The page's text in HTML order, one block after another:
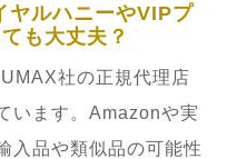
ルハニーやVIPプ
も大丈夫？
社の正規代理店
います。Amazonや実
入品や類似品の可能性